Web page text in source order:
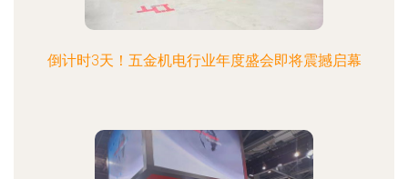
倒计时3天！五金机电行业年度盛会即将震撼启幕